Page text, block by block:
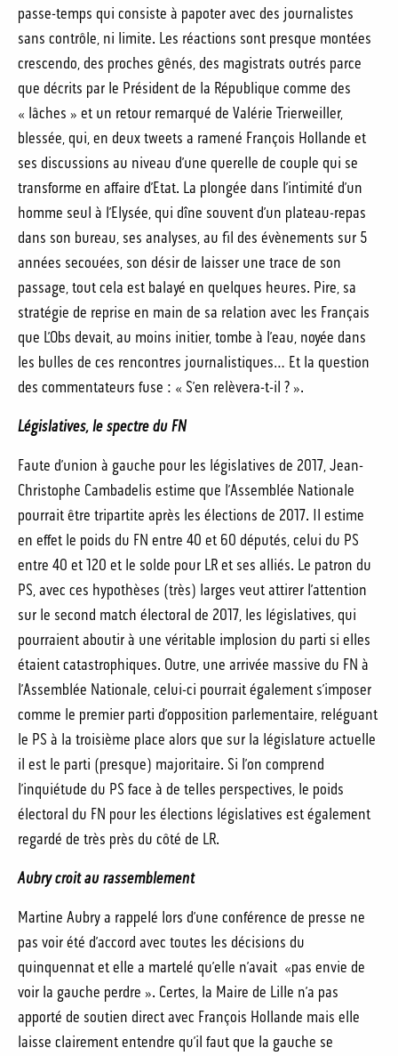
passe-temps qui consiste à papoter avec des journalistes
sans contrôle, ni limite. Les réactions sont presque montées
crescendo, des proches gênés, des magistrats outrés parce
que décrits par le Président de la République comme des
« lâches » et un retour remarqué de Valérie Trierweiller,
blessée, qui, en deux tweets a ramené François Hollande et
ses discussions au niveau d’une querelle de couple qui se
transforme en affaire d’Etat. La plongée dans l’intimité d’un
homme seul à l’Elysée, qui dîne souvent d’un plateau-repas
dans son bureau, ses analyses, au fil des évènements sur 5
années secouées, son désir de laisser une trace de son
passage, tout cela est balayé en quelques heures. Pire, sa
stratégie de reprise en main de sa relation avec les Français
que L’Obs devait, au moins initier, tombe à l’eau, noyée dans
les bulles de ces rencontres journalistiques… Et la question
des commentateurs fuse : « S’en relèvera-t-il ? ».
Législatives, le spectre du FN
Faute d’union à gauche pour les législatives de 2017, Jean-
Christophe Cambadelis estime que l’Assemblée Nationale
pourrait être tripartite après les élections de 2017. Il estime
en effet le poids du FN entre 40 et 60 députés, celui du PS
entre 40 et 120 et le solde pour LR et ses alliés. Le patron du
PS, avec ces hypothèses (très) larges veut attirer l’attention
sur le second match électoral de 2017, les législatives, qui
pourraient aboutir à une véritable implosion du parti si elles
étaient catastrophiques. Outre, une arrivée massive du FN à
l’Assemblée Nationale, celui-ci pourrait également s’imposer
comme le premier parti d’opposition parlementaire, reléguant
le PS à la troisième place alors que sur la législature actuelle
il est le parti (presque) majoritaire. Si l’on comprend
l’inquiétude du PS face à de telles perspectives, le poids
électoral du FN pour les élections législatives est également
regardé de très près du côté de LR.
Aubry croit au rassemblement
Martine Aubry a rappelé lors d’une conférence de presse ne
pas voir été d’accord avec toutes les décisions du
quinquennat et elle a martelé qu’elle n’avait «pas envie de
voir la gauche perdre ». Certes, la Maire de Lille n’a pas
apporté de soutien direct avec François Hollande mais elle
laisse clairement entendre qu’il faut que la gauche se